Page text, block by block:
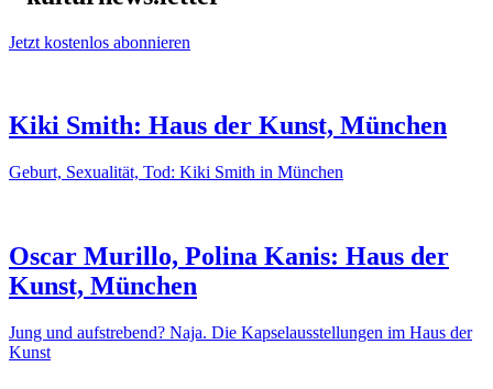
Jetzt kostenlos abonnieren
Kiki Smith: Haus der Kunst, München
Geburt, Sexualität, Tod: Kiki Smith in München
Oscar Murillo, Polina Kanis: Haus der
Kunst, München
Jung und aufstrebend? Naja. Die Kapselausstellungen im Haus der
Kunst